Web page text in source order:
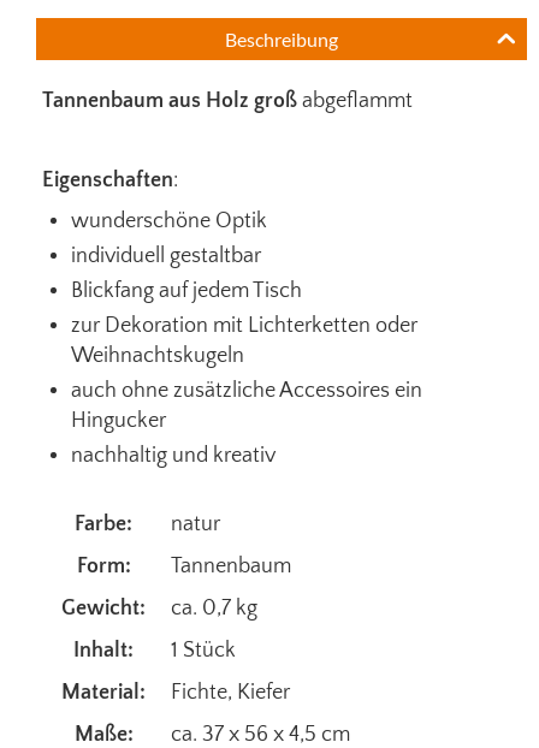
Beschreibung
Tannenbaum aus Holz groß abgeflammt
Eigenschaften:
wunderschöne Optik
individuell gestaltbar
Blickfang auf jedem Tisch
zur Dekoration mit Lichterketten oder
Weihnachtskugeln
auch ohne zusätzliche Accessoires ein
Hingucker
nachhaltig und kreativ
Farbe:
natur
Form:
Tannenbaum
Gewicht:
ca. 0,7 kg
Inhalt:
1 Stück
Material:
Fichte, Kiefer
Maße:
ca. 37 x 56 x 4,5 cm